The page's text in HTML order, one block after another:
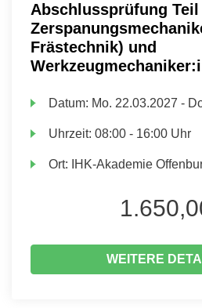
Abschlussprüfung Teil
Frästechnik) und
Datum: Mo. 22.03.2027 -
Uhrzeit:08:00 - 16:00 Uhr
Ort: IHK-Akademie
WEITERE